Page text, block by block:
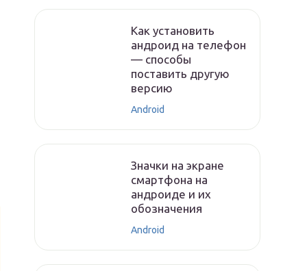
Как установить
андроид на телефон
— способы
поставить другую
версию
Android
Значки на экране
смартфона на
андроиде и их
обозначения
Android